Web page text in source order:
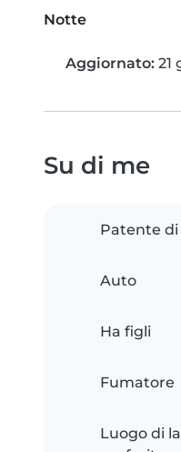
Notte
Aggiornato: 21
Su di me
Patente
Auto
Ha figli
Fumatore
Luogo di